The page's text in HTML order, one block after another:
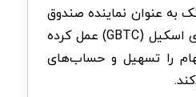
به عنوان نماینده صندوق
بیت کوین تراست گری اسکیل (GBTC) عمل کرده
را تسهیل و حساب‌های